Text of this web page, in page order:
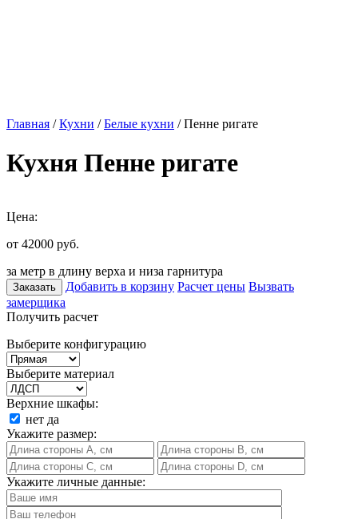
Главная /Кухни /Белые кухни / Пенне ригате
Кухня Пенне ригате
Цена:
от 42000 руб.
за метр в длину верха и низа гарнитура
Заказать Добавить в корзину Расчет цены Вызвать
замерщика
Получить расчет
Выберите конфигурацию
Выберите материал
Верхние шкафы:
нет да
Укажите размер:
Укажите личные данные: